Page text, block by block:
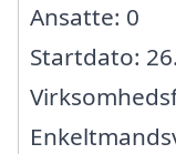
Ansatte: 0
Startdato: